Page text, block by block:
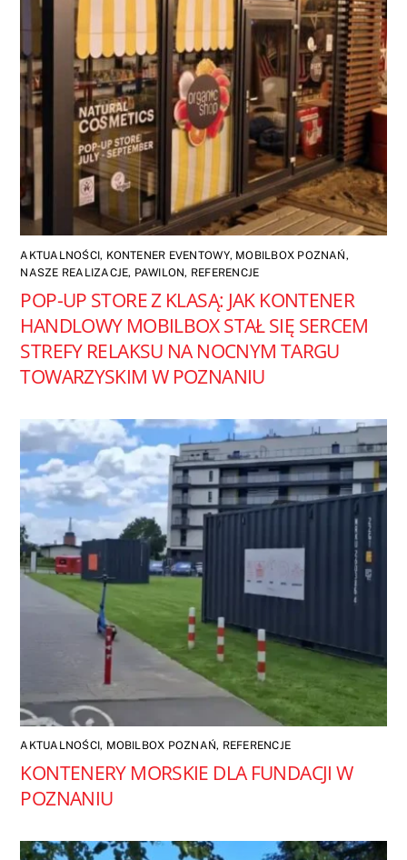
AKTUALNOŚCI, KONTENER EVENTOWY, MOBILBOX POZNAŃ,
NASZE REALIZACJE, PAWILON, REFERENCJE
POP-UP STORE Z KLASĄ: JAK KONTENER
HANDLOWY MOBILBOX STAŁ SIĘ SERCEM
STREFY RELAKSU NA NOCNYM TARGU
TOWARZYSKIM W POZNANIU
AKTUALNOŚCI, MOBILBOX POZNAŃ, REFERENCJE
KONTENERY MORSKIE DLA FUNDACJI W
POZNANIU